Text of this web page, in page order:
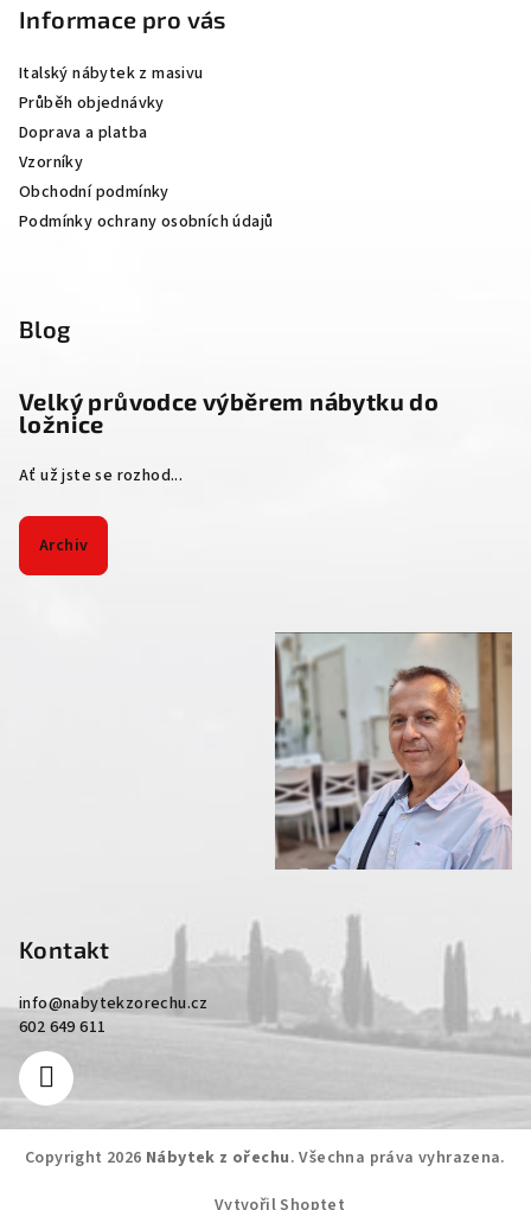
Informace pro vás
Italský nábytek z masivu
Průběh objednávky
Doprava a platba
Vzorníky
Obchodní podmínky
Podmínky ochrany osobních údajů
Blog
Velký průvodce výběrem nábytku do
ložnice
Ať už jste se rozhod...
Archiv
Kontakt
info@nabytekzorechu.cz
602 649 611
Copyright 2026 Nábytek z ořechu. Všechna práva vyhrazena.